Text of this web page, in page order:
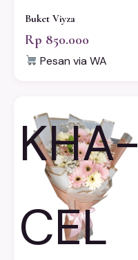
Buket Viyza
Rp 850.000
Pesan via WA
KHA-
CEL